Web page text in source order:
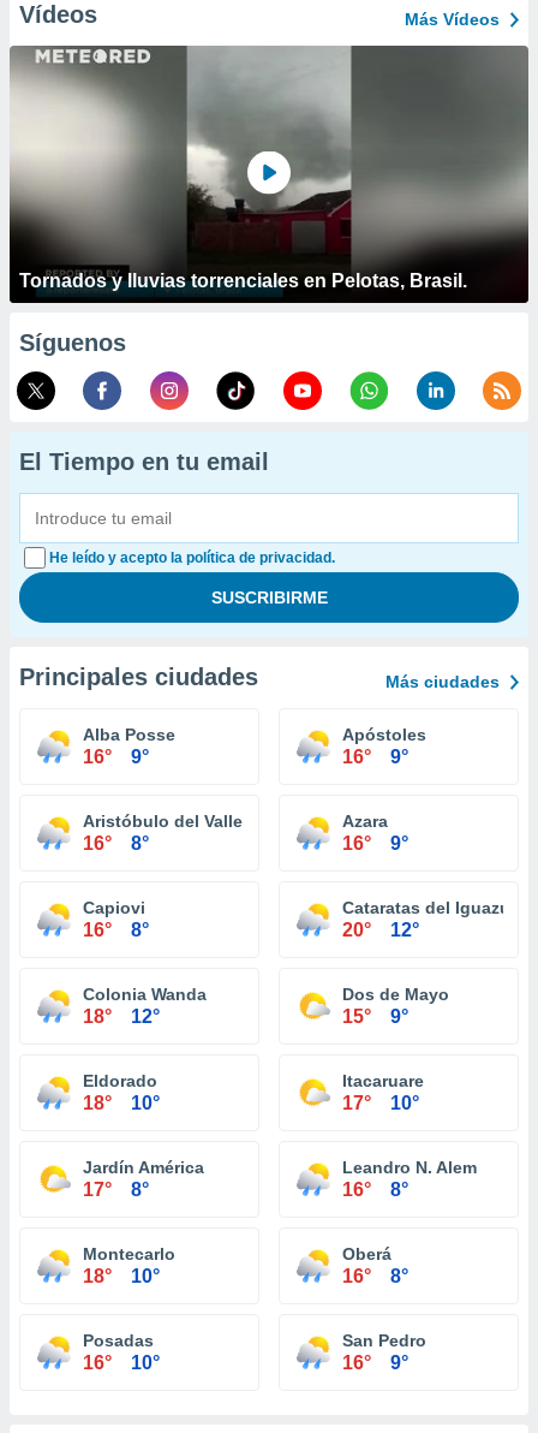
Vídeos Más Vídeos
Tornados y lluvias torrenciales en Pelotas, Brasil.
Síguenos
El Tiempo en tu email
He leído y acepto la política de privacidad.
Principales ciudades Más ciudades
Alba Posse
16° 9°
Apóstoles
16° 9°
Aristóbulo del Valle
16° 8°
Azara
16° 9°
Capiovi
16° 8°
Cataratas del Iguazú
20° 12°
Colonia Wanda
18° 12°
Dos de Mayo
15° 9°
Eldorado
18° 10°
Itacaruare
17° 10°
Jardín América
17° 8°
Leandro N. Alem
16° 8°
Montecarlo
18° 10°
Oberá
16° 8°
Posadas
16° 10°
San Pedro
16° 9°